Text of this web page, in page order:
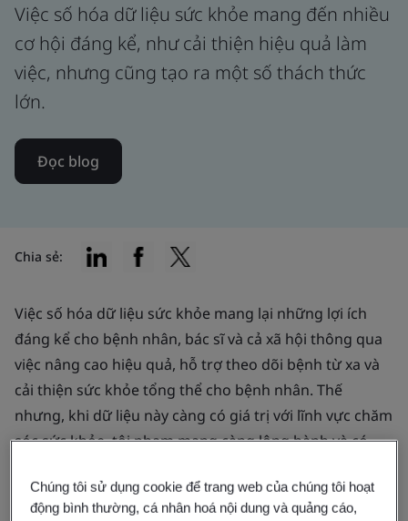
Việc số hóa dữ liệu sức khỏe mang đến nhiều
cơ hội đáng kể, như cải thiện hiệu quả làm
việc, nhưng cũng tạo ra một số thách thức
lớn.
Đọc blog
Việc số hóa dữ liệu sức khỏe mang lại những lợi ích
đáng kể cho bệnh nhân, bác sĩ và cả xã hội thông qua
việc nâng cao hiệu quả, hỗ trợ theo dõi bệnh từ xa và
cải thiện sức khỏe tổng thể cho bệnh nhân. Thế
nhưng, khi dữ liệu này càng có giá trị với lĩnh vực chăm
sóc sức khỏe, tội phạm mạng càng lộng hành và có
Chia sẻ:
Chúng tôi sử dụng cookie để trang web của chúng tôi hoạt
động bình thường, cá nhân hoá nội dung và quảng cáo,